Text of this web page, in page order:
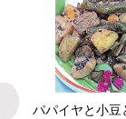
パパイヤと小豆